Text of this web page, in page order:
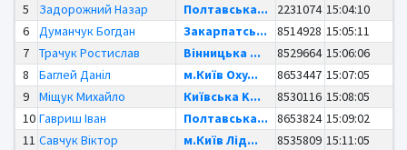
5
Задорожний Назар Полтавська... 2231074 15:04:10
6
Думанчук Богдан Закарпатсь... 8514928 15:05:11
7
Трачук Ростислав Вінницька ... 8529664 15:06:06
8
Баглей Даніл м.Київ Oxy... 8653447 15:07:05
9
Міщук Михайло Київська K... 8530116 15:08:05
10 Гавриш Іван Полтавська... 8653824 15:09:02
11 Савчук Віктор м.Київ Лід... 8535809 15:11:05